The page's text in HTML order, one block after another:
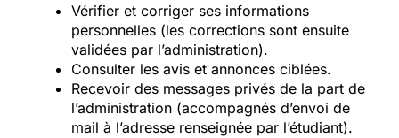
Vérifier et corriger ses informations
personnelles (les corrections sont ensuite
validées par l’administration).
Consulter les avis et annonces ciblées.
Recevoir des messages privés de la part de
l’administration (accompagnés d’envoi de
mail à l’adresse renseignée par l’étudiant).